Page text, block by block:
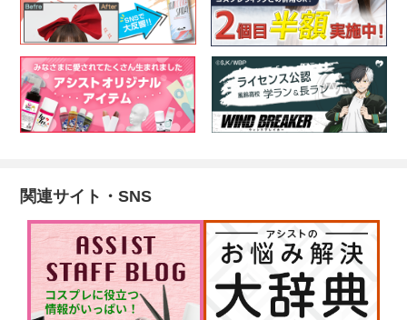
関連サイト・SNS